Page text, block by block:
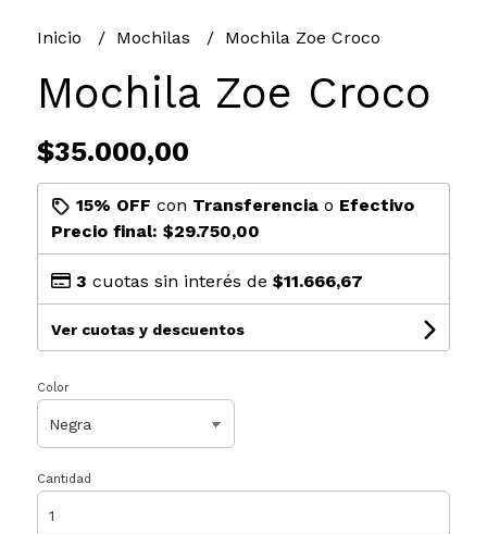
Inicio Mochilas Mochila Zoe Croco
Mochila Zoe Croco
$35.000,00
15% OFF con Transferenciao Efectivo
Precio final: $29.750,00
3 cuotas sin interés de $11.666,67
Ver cuotas y descuentos
Color
Cantidad